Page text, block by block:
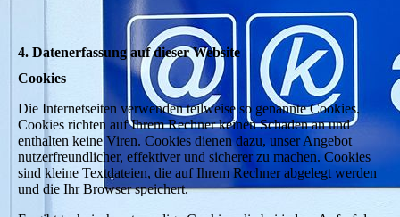
4. Datenerfassung auf dieser Website
Cookies
Die Internetseiten verwenden teilweise so genannte Cookies.
Cookies richten auf Ihrem Rechner keinen Schaden an und
enthalten keine Viren. Cookies dienen dazu, unser Angebot
nutzerfreundlicher, effektiver und sicherer zu machen. Cookies
sind kleine Textdateien, die auf Ihrem Rechner abgelegt werden
und die Ihr Browser speichert.